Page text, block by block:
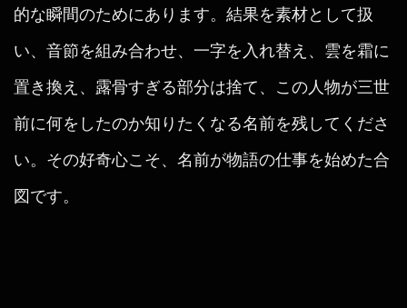
的な瞬間のためにあります。結果を素材として扱
い、音節を組み合わせ、一字を入れ替え、雲を霜に
置き換え、露骨すぎる部分は捨て、この人物が三世
前に何をしたのか知りたくなる名前を残してくださ
い。その好奇心こそ、名前が物語の仕事を始めた合
図です。